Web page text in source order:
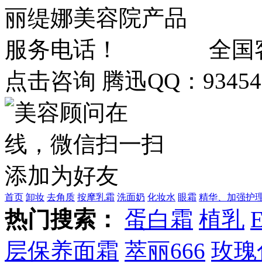
全国
点击咨询 腾迅QQ：
首页 卸妆 去角质 按摩乳霜 洗面奶 化妆水 眼霜 精华、加强护
热门搜索： 蛋白霜 植乳
层保养面霜 萃丽666 玫